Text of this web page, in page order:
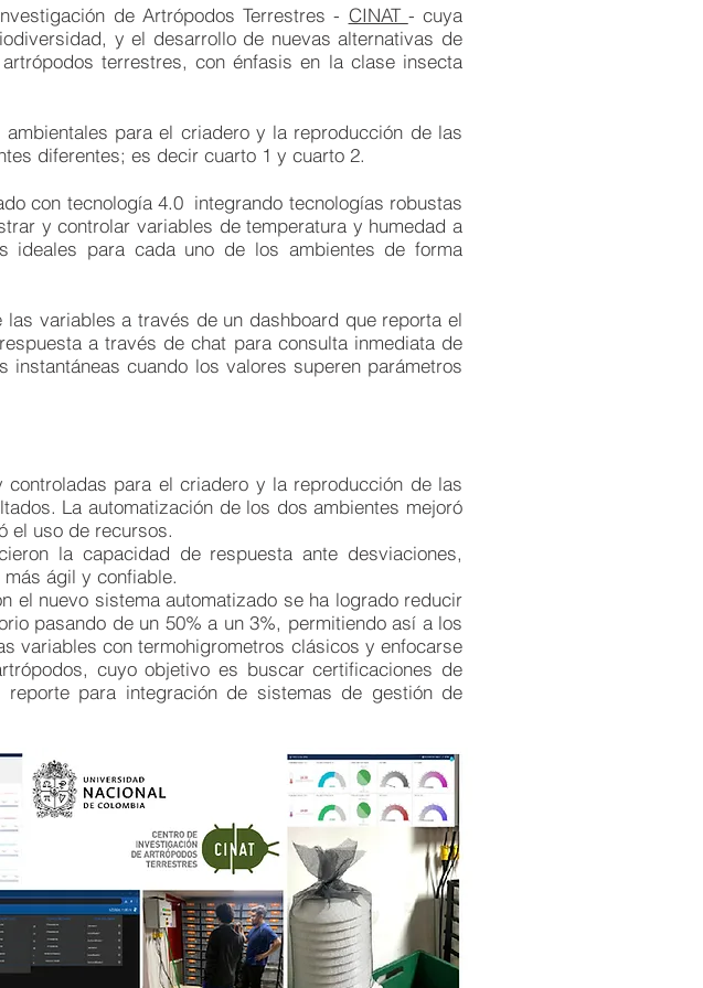
de Artrópodos Terrestres - CINAT - cuya
y el desarrollo de nuevas alternativas de
terrestres, con énfasis en la clase insecta
ambientales para el criadero y la reproducción de las
diferentes; es decir cuarto 1 y cuarto 2.
con tecnología 4.0 integrando tecnologías robustas
y controlar variables de temperatura y humedad a
ideales para cada uno de los ambientes de forma
las variablesa través de un dashboard que reporta el
a través de chat para consulta inmediata de
cuando los valores superen parámetros
para el criadero y la reproducción de las
La automatización de los dos ambientes mejoró
el uso de recursos.
la capacidad de respuesta ante desviaciones,
ágil y confiable.
el nuevo sistema automatizado se ha logrado reducir
pasando de un 50% a un 3%, permitiendo así a los
variables con termohigrometros clásicos y enfocarse
cuyo objetivo es buscar certificaciones de
para integración de sistemas de gestión de